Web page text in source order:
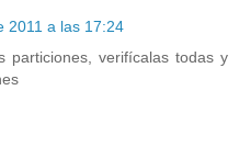
2011 a las 17:24
particiones, verifícalas todas y